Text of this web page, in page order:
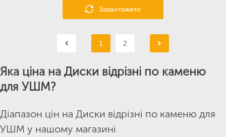
Завантажити
1 2
Яка ціна на Диски відрізні по каменю
для УШМ?
Діапазон цін на Диски відрізні по каменю для
УШМ у нашому магазині